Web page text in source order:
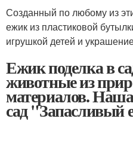
Созданный по любому из
ежик из пластиковой
игрушкой детей и
Ежик поделка в
животные из
материалов.
сад "Запасливый